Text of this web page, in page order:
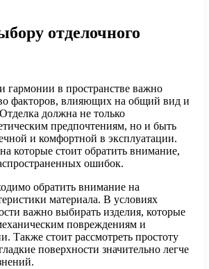
отделочного
гармонии в пространстве важно
факторов, влияющих на общий вид и
должна не только
предпочтениям, но и быть
и комфортной в эксплуатации.
которые стоит обратить внимание,
ошибок.
обратить внимание на
материала. В условиях
важно выбирать изделия, которые
повреждениям и
Также стоит рассмотреть простоту
поверхности значительно легче